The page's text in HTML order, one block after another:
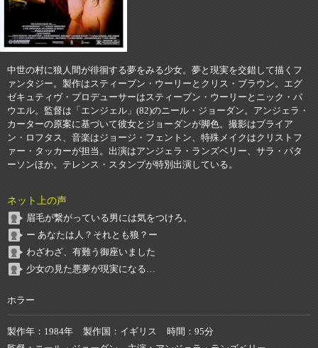
中世の村に狼人間が徘徊する夢をみる少女。夢と現実を交錯して描くフ
ァンタジー。製作はスティーブン・ウーリーとクリス・ブラウン。エグ
ゼキュティヴ・プロデューサーはスティーブン・ウーリーとニック・パ
ウエル。監督は「エンジェル」(82)のニール・ジョーダン。アンジェラ・
カーターの原案に基づいて彼女とジョーダンが脚色。撮影はブライア
ン・ロフタス、音楽はジョージ・フェントン、特殊メイクはクリストフ
ァー・タッカーが担当。出演はアンジェラ・ランズベリー、サラ・パタ
ーソンほか。テレンス・スタンプが特別出演している。
ネット上の声
眉毛が繋がっている男には気をつけろ。
ー あなたは人？それとも狼？ー
わざわざ、有難う御座いました
少女の見た悪夢が現実になる…
ホラー
製作年 1984年 製作国 イギリス 時間
95分